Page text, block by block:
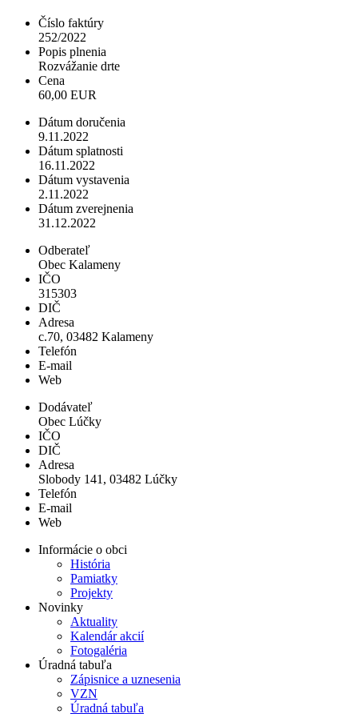
Číslo faktúry
252/2022
Popis plnenia
Rozvážanie drte
Cena
60,00 EUR
Dátum doručenia
9.11.2022
Dátum splatnosti
16.11.2022
Dátum vystavenia
2.11.2022
Dátum zverejnenia
31.12.2022
Odberateľ
Obec Kalameny
IČO
315303
DIČ
Adresa
c.70, 03482 Kalameny
Telefón
E-mail
Web
Dodávateľ
Obec Lúčky
IČO
DIČ
Adresa
Slobody 141, 03482 Lúčky
Telefón
E-mail
Web
Informácie o obci
História
Pamiatky
Projekty
Novinky
Aktuality
Kalendár akcií
Fotogaléria
Úradná tabuľa
Zápisnice a uznesenia
VZN
Úradná tabuľa